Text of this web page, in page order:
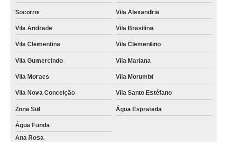
Socorro Vila Alexandria
Vila Andrade Vila Brasilina
Vila Clementina Vila Clementino
Vila Gumercindo Vila Mariana
Vila Moraes Vila Morumbi
Vila Nova Conceição Vila Santo Estéfano
Zona Sul Água Espraiada
Água Funda
Ana Rosa